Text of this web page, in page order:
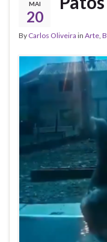
MAI
20
By Carlos Oliveira in Arte